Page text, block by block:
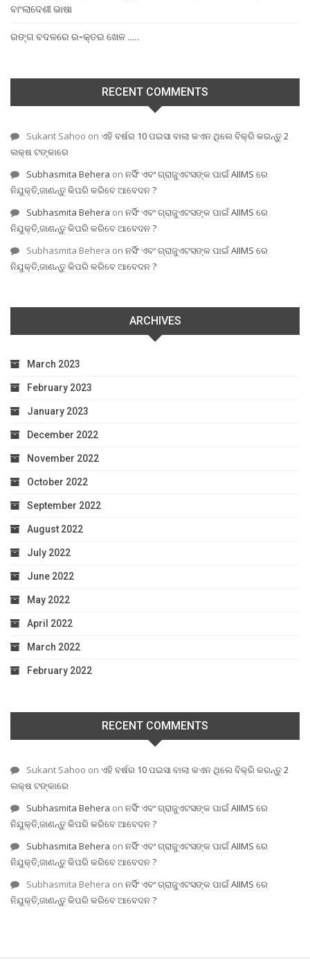
ବାଂଲାଦେଶୀ ଭାଷା
ରଙ୍ଗ ବଦଳରେ ର-କ୍ତର ଖେଳ …..
RECENT COMMENTS
Sukant Sahoo on ଏହି ବର୍ଷର 10 ପଇସା ବାଲା କଏନ ଥିଲେ ବିକ୍ରି କରନ୍ତୁ 2
ଲକ୍ଷ ଟଙ୍କାରେ
Subhasmita Behera on ନର୍ସିଂ ଏବଂ ଗ୍ରାଜୁଏଟସଙ୍କ ପାଇଁ AIIMS ରେ
ନିଯୁକ୍ତି,ଜାଣନ୍ତୁ କିପରି କରିବେ ଆବେଦନ ?
Subhasmita Behera on ନର୍ସିଂ ଏବଂ ଗ୍ରାଜୁଏଟସଙ୍କ ପାଇଁ AIIMS ରେ
ନିଯୁକ୍ତି,ଜାଣନ୍ତୁ କିପରି କରିବେ ଆବେଦନ ?
Subhasmita Behera on ନର୍ସିଂ ଏବଂ ଗ୍ରାଜୁଏଟସଙ୍କ ପାଇଁ AIIMS ରେ
ନିଯୁକ୍ତି,ଜାଣନ୍ତୁ କିପରି କରିବେ ଆବେଦନ ?
ARCHIVES
March 2023
February 2023
January 2023
December 2022
November 2022
October 2022
September 2022
August 2022
July 2022
June 2022
May 2022
April 2022
March 2022
February 2022
RECENT COMMENTS
Sukant Sahoo on ଏହି ବର୍ଷର 10 ପଇସା ବାଲା କଏନ ଥିଲେ ବିକ୍ରି କରନ୍ତୁ 2
ଲକ୍ଷ ଟଙ୍କାରେ
Subhasmita Behera on ନର୍ସିଂ ଏବଂ ଗ୍ରାଜୁଏଟସଙ୍କ ପାଇଁ AIIMS ରେ
ନିଯୁକ୍ତି,ଜାଣନ୍ତୁ କିପରି କରିବେ ଆବେଦନ ?
Subhasmita Behera on ନର୍ସିଂ ଏବଂ ଗ୍ରାଜୁଏଟସଙ୍କ ପାଇଁ AIIMS ରେ
ନିଯୁକ୍ତି,ଜାଣନ୍ତୁ କିପରି କରିବେ ଆବେଦନ ?
Subhasmita Behera on ନର୍ସିଂ ଏବଂ ଗ୍ରାଜୁଏଟସଙ୍କ ପାଇଁ AIIMS ରେ
ନିଯୁକ୍ତି,ଜାଣନ୍ତୁ କିପରି କରିବେ ଆବେଦନ ?